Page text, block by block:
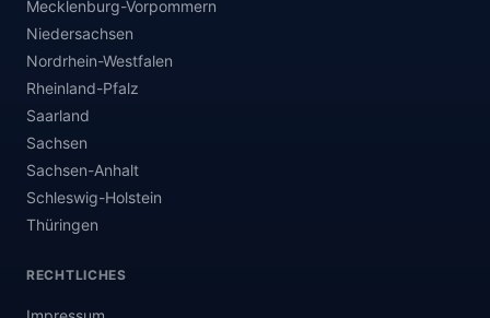
Mecklenburg-Vorpommern
Niedersachsen
Nordrhein-Westfalen
Rheinland-Pfalz
Saarland
Sachsen
Sachsen-Anhalt
Schleswig-Holstein
Thüringen
RECHTLICHES